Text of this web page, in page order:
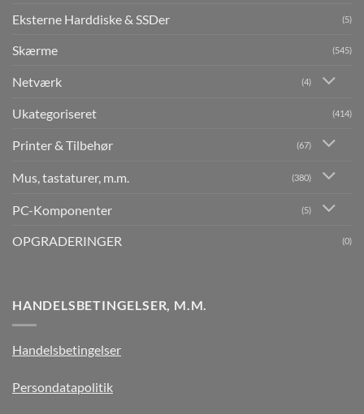
Eksterne Harddiske & SSDer (5)
Skærme (545)
Netværk (4)
Ukategoriseret (414)
Printer & Tilbehør (67)
Mus, tastaturer, m.m. (380)
PC-Komponenter (5)
OPGRADERINGER (0)
HANDELSBETINGELSER, M.M.
Handelsbetingelser
Persondatapolitik